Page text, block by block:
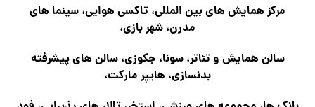
مرکز همایش های بین المللی، تاکسی هوایی، سینما های
مدرن، شهر بازی،
سالن همایش و تئاتر، سونا، جکوزی، سالن های پیشرفته
بدنسازی، هایپر مارکت،